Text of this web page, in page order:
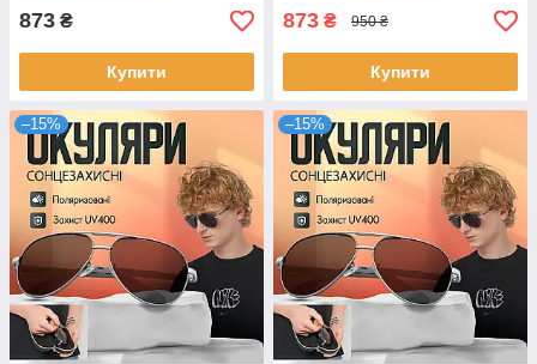
873 ₴
Купити
873 ₴ 950 ₴
Купити
–15% –15%